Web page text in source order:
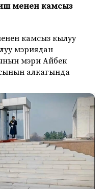
менен камсыз
камсыз кылуу
мэриядан
мэри Айбек
алкагында